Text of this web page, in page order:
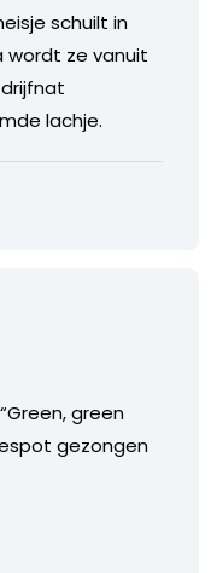
schuilt in
wordt ze vanuit
lachje.
green
gezongen